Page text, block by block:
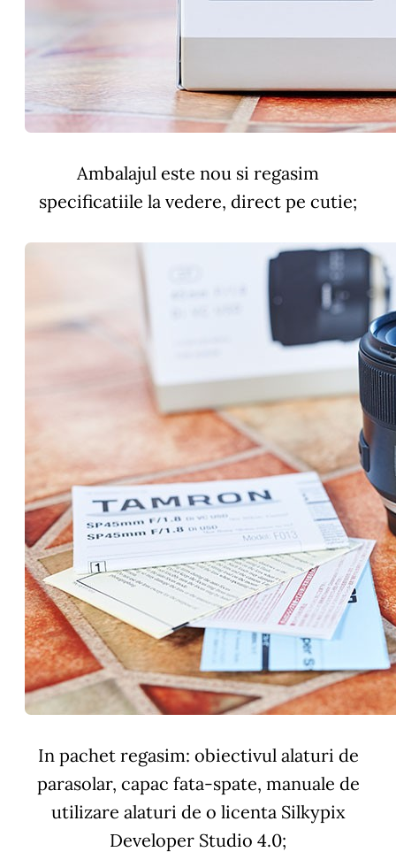
Ambalajul este nou si regasim
specificatiile la vedere, direct pe cutie;
In pachet regasim: obiectivul alaturi de
parasolar, capac fata-spate, manuale de
utilizare alaturi de o licenta Silkypix
Developer Studio 4.0;